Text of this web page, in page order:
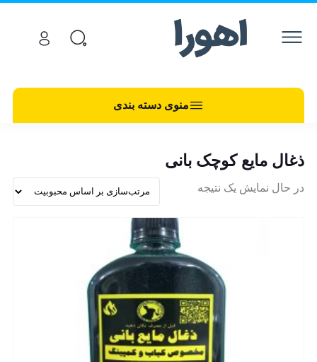
منوی دسته بندی
ذغال مایع کوچک بانی
در حال نمایش یک نتیجه